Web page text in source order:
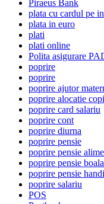
Piraeus Bank
plata cu cardul pe
plata in euro
plati
plati online
Polita asigurare
poprire
poprire
poprire ajutor
poprire alocatie
poprire card salariu
poprire cont
poprire diurna
poprire pensie
poprire pensie
poprire pensie boala
poprire pensie
poprire salariu
POS